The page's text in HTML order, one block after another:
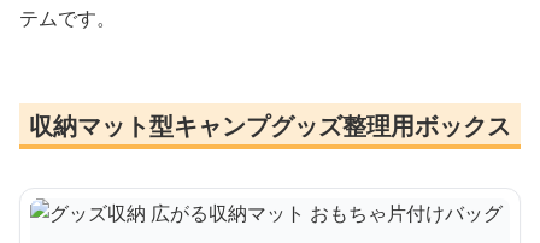
テムです。
収納マット型キャンプグッズ整理用ボックス